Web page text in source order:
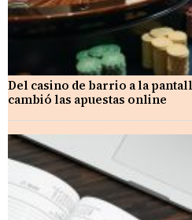
Del casino de barrio a la
cambió las apuestas online